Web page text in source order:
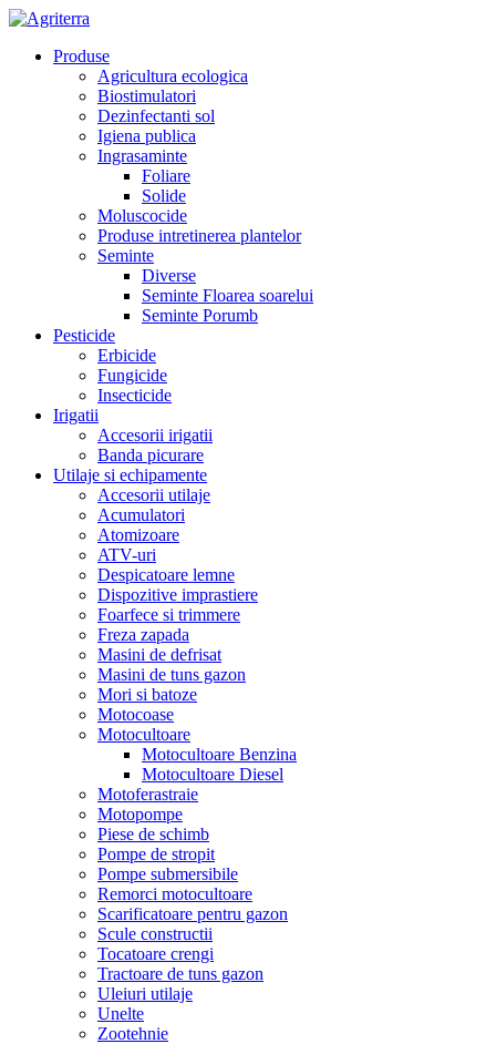
Produse
Agricultura ecologica
Biostimulatori
Dezinfectanti sol
Igiena publica
Ingrasaminte
Foliare
Solide
Moluscocide
Produse intretinerea plantelor
Seminte
Diverse
Seminte Floarea soarelui
Seminte Porumb
Pesticide
Erbicide
Fungicide
Insecticide
Irigatii
Accesorii irigatii
Banda picurare
Utilaje si echipamente
Accesorii utilaje
Acumulatori
Atomizoare
ATV-uri
Despicatoare lemne
Dispozitive imprastiere
Foarfece si trimmere
Freza zapada
Masini de defrisat
Masini de tuns gazon
Mori si batoze
Motocoase
Motocultoare
Motocultoare Benzina
Motocultoare Diesel
Motoferastraie
Motopompe
Piese de schimb
Pompe de stropit
Pompe submersibile
Remorci motocultoare
Scarificatoare pentru gazon
Scule constructii
Tocatoare crengi
Tractoare de tuns gazon
Uleiuri utilaje
Unelte
Zootehnie